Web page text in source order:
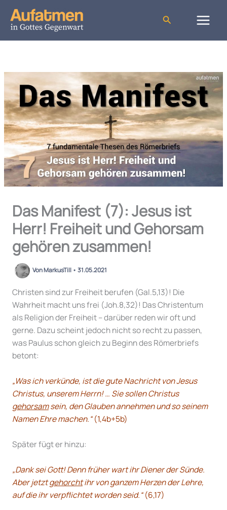
Inhalt
springen
Suchen
Das Manifest (7): Jesus ist
Herr! Freiheit und Gehorsam
gehören zusammen!
VonMarkusTill • 31.05.2021
Christen sind zur Freiheit berufen (Gal.5,13)! Die
Wahrheit macht uns frei (Joh.8,32)! Das Christentum
als Religion der Freiheit – darüber reden wir oft und
gerne. Dazu scheint jedoch nicht so recht zu passen,
was Paulus schon gleich zu Beginn des Römerbriefs
betont:
„Was ich verkünde, ist die gute Nachricht von Jesus
Christus, unserem Herrn! … Sie sollen Christus
gehorsamsein, den Glauben annehmen und so seinem
Namen Ehre machen.“ (1,4b+5b)
Später fügt er hinzu:
„Dank sei Gott! Denn früher wart ihr Diener der Sünde.
Aber jetztgehorchtihr von ganzem Herzen der Lehre,
auf die ihr verpflichtet worden seid.“(6,17)